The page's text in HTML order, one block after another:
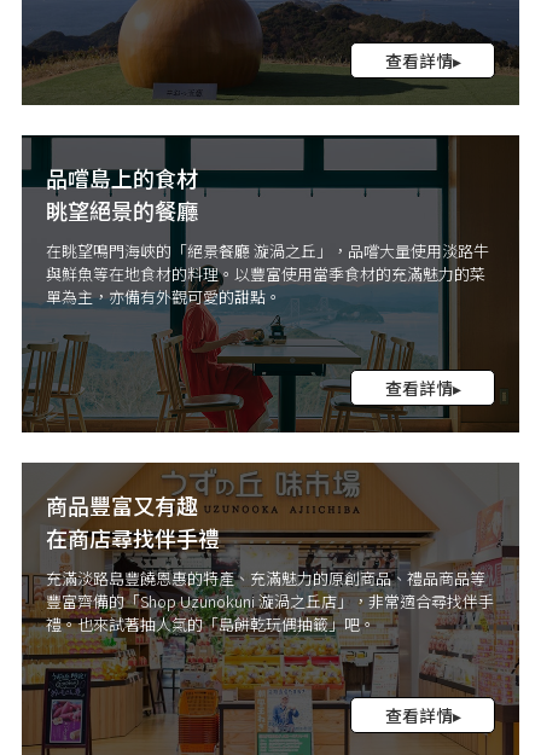
查看詳情▸
品嚐島上的食材
眺望絕景的餐廳
在眺望鳴門海峽的「絕景餐廳 漩渦之丘」，品嚐大量使用淡路牛
與鮮魚等在地食材的料理。以豐富使用當季食材的充滿魅力的菜
單為主，亦備有外觀可愛的甜點。
查看詳情▸
商品豐富又有趣
在商店尋找伴手禮
充滿淡路島豐饒恩惠的特產、充滿魅力的原創商品、禮品商品等
豐富齊備的「Shop Uzunokuni 漩渦之丘店」，非常適合尋找伴手
禮。也來試著抽人氣的「島餅乾玩偶抽籤」吧。
查看詳情▸